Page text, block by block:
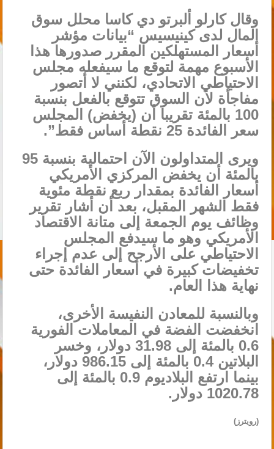
وقال كارلو ألبرتو دي كاسا محلل سوق
المال لدى كينيسيس “بيانات مؤشر
أسعار المستهلكين المقرر صدورها هذا
الأسبوع مهمة لتوقع ما سيفعله مجلس
الاحتياطي الاتحادي، لكنني لا أتصور
مفاجأة لأن السوق تتوقع بالفعل بنسبة
100 بالمئة تقريبا أن (يخفض) المجلس
سعر الفائدة 25 نقطة أساس فقط”.
ويرى المتداولون الآن احتمالية بنسبة 95
بالمئة أن يخفض المركزي الأمريكي
أسعار الفائدة بمقدار ربع نقطة مئوية
فقط الشهر المقبل، بعد أن أشار تقرير
وظائف يوم الجمعة إلى متانة الاقتصاد
الأمريكي وهو ما سيدفع المجلس
الاحتياطي على الأرجح إلى عدم إجراء
تخفيضات كبيرة في أسعار الفائدة حتى
نهاية هذا العام.
وبالنسبة للمعادن النفيسة الأخرى،
انخفضت الفضة في المعاملات الفورية
0.6 بالمئة إلى 31.98 دولار، وخسر
البلاتين 0.4 بالمئة إلى 986.15 دولار،
بينما ارتفع البلاديوم 0.9 بالمئة إلى
1020.78 دولار.
(رويترز)